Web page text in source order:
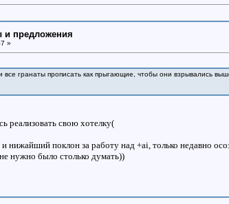
и предложения
»
гранаты прописать как прыгающие, чтобы они взрывались
реализовать свою хотелку(
нижайший поклон за работу над +ai, только недавно
нужно было столько думать))